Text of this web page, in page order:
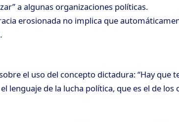
a algunas organizaciones políticas.
erosionada no implica que
el uso del concepto dictadura: “Hay que
lenguaje de la lucha política, que es el de los